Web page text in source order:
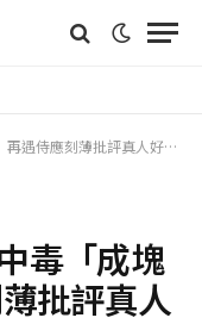
刻薄批評真人好老霸氣反擊
毒「成塊
批評真人